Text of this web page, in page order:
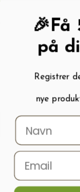
Menu
Hjem
Stammebeskytter hvit 4,69kg
🎉Få
på
Registrer
nye